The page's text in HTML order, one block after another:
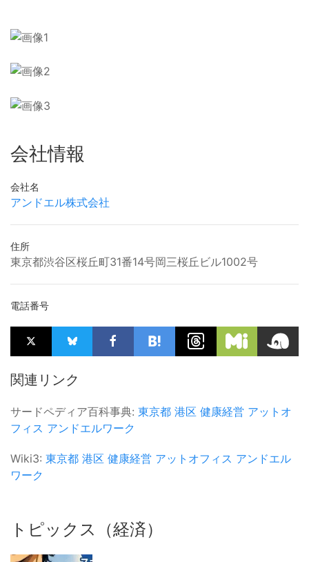
会社情報
会社名
アンドエル株式会社
住所
東京都渋谷区桜丘町31番14号岡三桜丘ビル1002号
電話番号
関連リンク
サードペディア百科事典: 東京都 港区 健康経営 アットオ
フィス アンドエルワーク
Wiki3: 東京都 港区 健康経営 アットオフィス アンドエル
ワーク
トピックス（経済）